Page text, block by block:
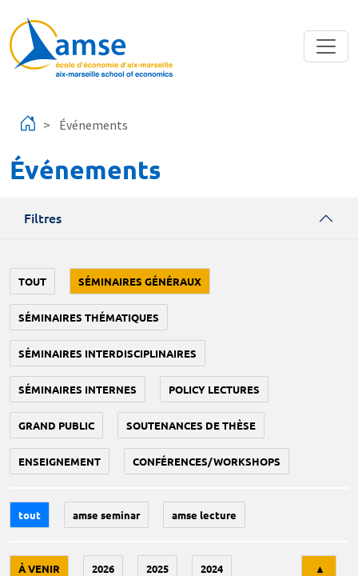
Événements
Événements
Filtres
TOUT SÉMINAIRES GÉNÉRAUX
SÉMINAIRES THÉMATIQUES
SÉMINAIRES INTERDISCIPLINAIRES
SÉMINAIRES INTERNES POLICY LECTURES
GRAND PUBLIC SOUTENANCES DE THÈSE
ENSEIGNEMENT CONFÉRENCES/WORKSHOPS
tout amse seminar amse lecture
À VENIR 2026 2025 2024 ▲